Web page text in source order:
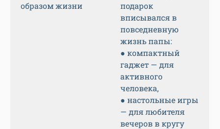
образом жизни
подарок
вписывался в
повседневную
жизнь папы:
● компактный
гаджет — для
активного
человека,
● настольные игры
— для любителя
вечеров в кругу